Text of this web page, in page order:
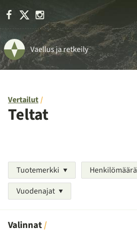
Facebook Instagram
Vaellus ja retkeily
Vertailut
Teltat
Tuotemerkki
Henkilömäärä
Vuodenajat
Valinnat